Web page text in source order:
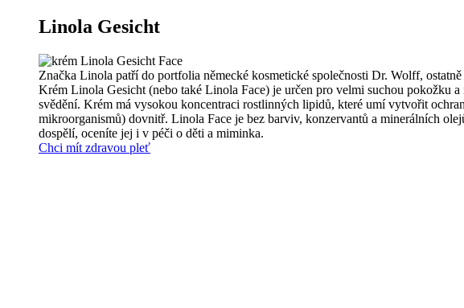
Linola Gesicht
Značka Linola patří do portfolia německé kosmetické společnosti Dr. Wolff,
Krém Linola Gesicht (nebo také Linola Face) je určen pro velmi suchou pokožku
svědění. Krém má vysokou koncentraci rostlinných lipidů, které umí vytvořit
mikroorganismů) dovnitř. Linola Face je bez barviv, konzervantů a minerálních
dospělí, oceníte jej i v péči o děti a miminka.
Chci mít zdravou pleť